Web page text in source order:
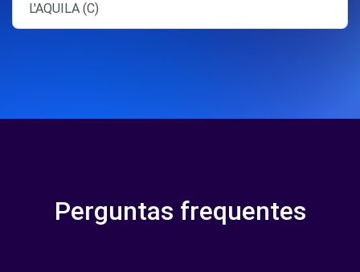
L'AQUILA (C)
Perguntas frequentes